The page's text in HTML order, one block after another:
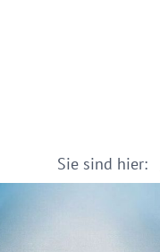
Sie sind hier: